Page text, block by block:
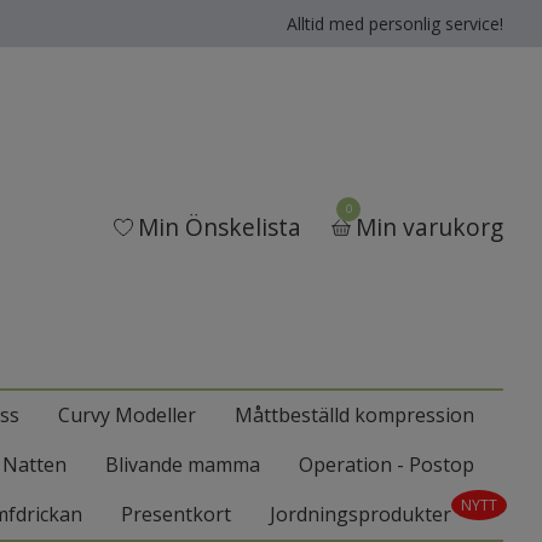
Alltid med personlig service!
Min Önskelista
0
Min varukorg
Curvy Modeller
Måttbeställd kompression
Blivande mamma
Operation - Postop
Presentkort Jordningsprodukter NYTT